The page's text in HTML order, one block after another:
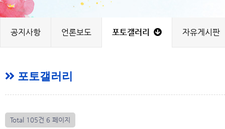
지
공지사항 언론보도 포토갤러리 자유게시판
포토갤러리
Total 105건 6 페이지